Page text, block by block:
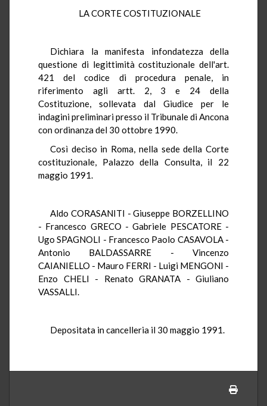
LA CORTE COSTITUZIONALE
Dichiara la manifesta infondatezza della
questione di legittimità costituzionale dell'art.
421 del codice di procedura penale, in
riferimento agli artt. 2, 3 e 24 della
Costituzione, sollevata dal Giudice per le
indagini preliminari presso il Tribunale di Ancona
con ordinanza del 30 ottobre 1990.
Così deciso in Roma, nella sede della Corte
costituzionale, Palazzo della Consulta, il 22
maggio 1991.
Aldo CORASANITI - Giuseppe BORZELLINO
- Francesco GRECO - Gabriele PESCATORE -
Ugo SPAGNOLI - Francesco Paolo CASAVOLA -
Antonio BALDASSARRE - Vincenzo
CAIANIELLO - Mauro FERRI - Luigi MENGONI -
Enzo CHELI - Renato GRANATA - Giuliano
VASSALLI.
Depositata in cancelleria il 30 maggio 1991.